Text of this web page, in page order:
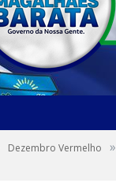
Dezembro Vermelho »